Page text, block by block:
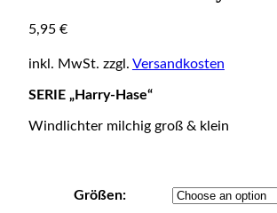
5,95 €
inkl. MwSt. zzgl. Versandkosten
SERIE „Harry-Hase“
Windlichter milchig groß & klein
Größen: